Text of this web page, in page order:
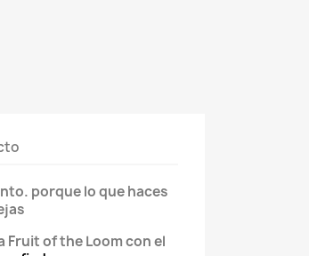
porque lo que haces
Fruit of the Loom con el